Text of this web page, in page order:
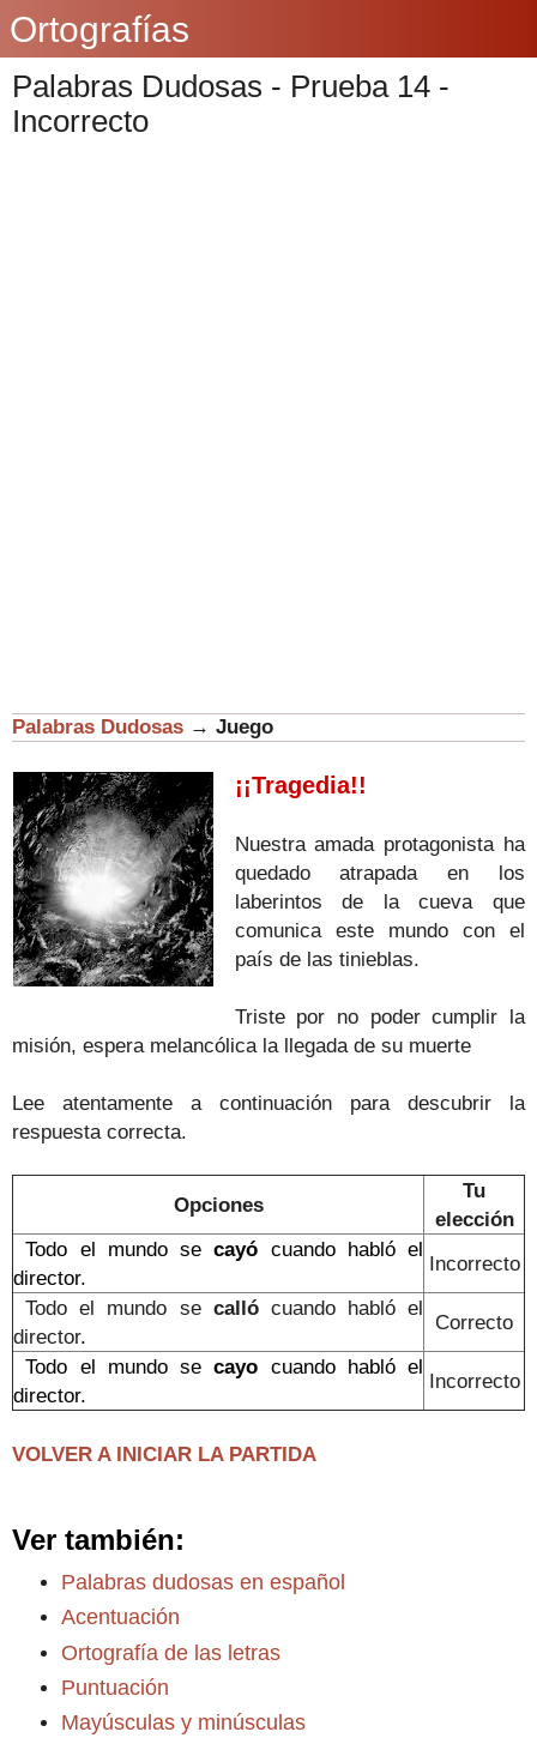
Ortografías
Palabras Dudosas - Prueba 14 -
Incorrecto
Palabras Dudosas → Juego
¡¡Tragedia!!
Nuestra amada protagonista ha
quedado atrapada en los
laberintos de la cueva que
comunica este mundo con el
país de las tinieblas.
Triste por no poder cumplir la
misión, espera melancólica la llegada de su muerte
Lee atentamente a continuación para descubrir la
respuesta correcta.
Opciones
Tu
elección
Todo el mundo secayó cuando habló el
director.
Incorrecto
Todo el mundo se calló cuando habló el
director.
Correcto
Todo el mundo secayo cuando habló el
director.
Incorrecto
VOLVER A INICIAR LA PARTIDA
Ver también:
Palabras dudosas en español
Acentuación
Ortografía de las letras
Puntuación
Mayúsculas y minúsculas